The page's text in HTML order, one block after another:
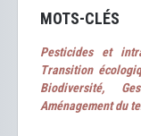
MOTS-CLÉS
Pesticides et
Transition
Biodiversité,
Aménagement du